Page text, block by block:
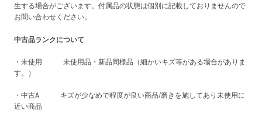
生する場合がございます。付属品の状態は個別に記載しておりませんので
お問い合わせください。
中古品ランクについて
・未使用 未使用品・新品同様品（細かいキズ等がある場合がありま
す。）
・中古A キズが少なめで程度が良い商品/磨きを施してあり未使用に
近い商品